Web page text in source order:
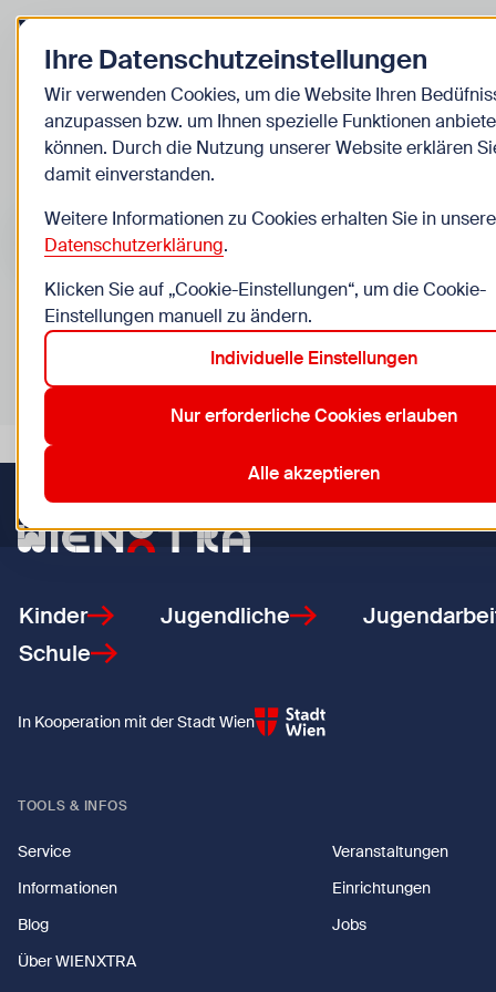
Zurück zur Startseite
Kinder
Veranstaltungen
Suche im Bereich “Kinder”
Suchen
Veranstaltungen in Wien im Bereich “Kinder”
Aktive Filter:
14. Penzing 17. Hernals 22. Donaustadt 4. Wieden
Zurück zur Startseite
Kinder Jugendliche
Schule
In Kooperation mit der Stadt Wien
TOOLS & INFOS
Service
Veranstaltungen
Informationen
Einrichtungen
Blog
Jobs
Über WIENXTRA
Ihre Datenschutzeinstellungen
Wir verwenden Cookies, um die Website Ihren
anzupassen bzw. um Ihnen spezielle Funktionen
können. Durch die Nutzung unserer Website erklären
damit einverstanden.
Weitere Informationen zu Cookies erhalten Sie in
Datenschutzerklärung.
Klicken Sie auf „Cookie-Einstellungen“, um die Cookie-
Einstellungen manuell zu ändern.
Individuelle Einstellungen
Nur erforderliche Cookies erlauben
Alle akzeptieren